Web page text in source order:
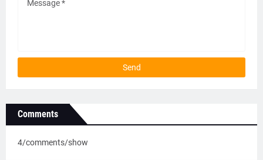
Comments
4/comments/show